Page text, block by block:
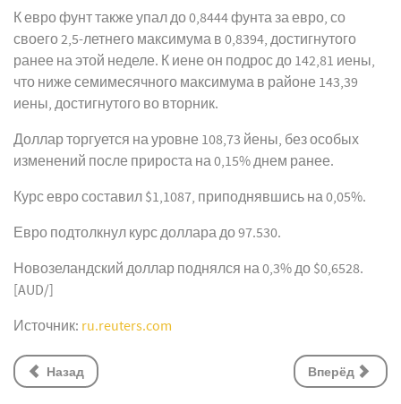
К евро фунт также упал до 0,8444 фунта за евро, со
своего 2,5-летнего максимума в 0,8394, достигнутого
ранее на этой неделе. К иене он подрос до 142,81 иены,
что ниже семимесячного максимума в районе 143,39
иены, достигнутого во вторник.
Доллар торгуется на уровне 108,73 йены, без особых
изменений после прироста на 0,15% днем ранее.
Курс евро составил $1,1087, приподнявшись на 0,05%.
Евро подтолкнул курс доллара до 97.530.
Новозеландский доллар поднялся на 0,3% до $0,6528.
[AUD/]
Источник: ru.reuters.com
Назад Вперёд